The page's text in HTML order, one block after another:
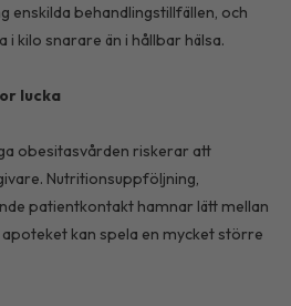
enskilda behandlingstillfällen, och
kilo snarare än i hållbar hälsa.
lucka
obesitasvården riskerar att
Nutritionsuppföljning,
patientkontakt hamnar lätt mellan
kan spela en mycket större